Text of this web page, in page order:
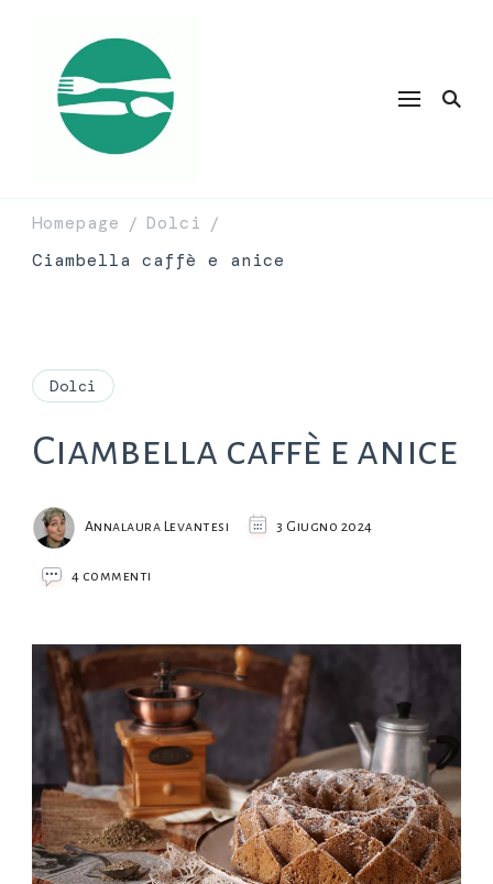
Homepage / Dolci /
Ciambella caffè e anice
Dolci
Ciambella caffè e anice
Annalaura Levantesi 3 Giugno 2024
4 commenti
e
anice